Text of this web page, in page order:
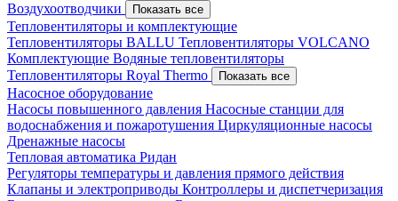
Воздухоотводчики
Показать все
Тепловентиляторы и комплектующие
Тепловентиляторы BALLU Тепловентиляторы VOLCANO
Комплектующие Водяные тепловентиляторы
Тепловентиляторы Royal Thermo
Показать все
Насосное оборудование
Насосы повышенного давления Насосные станции для
водоснабжения и пожаротушения Циркуляционные насосы
Дренажные насосы
Тепловая автоматика Ридан
Регуляторы температуры и давления прямого действия
Клапаны и электроприводы Контроллеры и диспетчеризация